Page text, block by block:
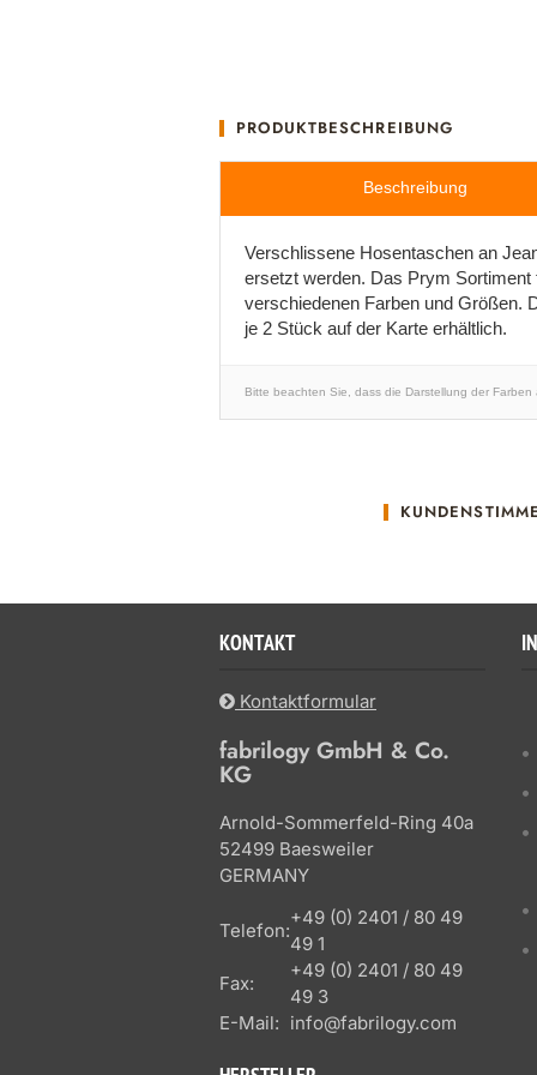
PRODUKTBESCHREIBUNG
Beschreibung
Verschlissene Hosentaschen an
ersetzt werden. Das Prym Sortiment
verschiedenen Farben und Größen.
je 2 Stück auf der Karte erhältlich.
Bitte beachten Sie, dass die Darstellung der
KONTAKT
Kontaktformular
fabrilogy GmbH & Co.
KG
Arnold-Sommerfeld-Ring 40a
52499 Baesweiler
GERMANY
Telefon:
+49 (0) 2401 / 80 49
49 1
Fax:
+49 (0) 2401 / 80 49
49 3
E-Mail: info@fabrilogy.com